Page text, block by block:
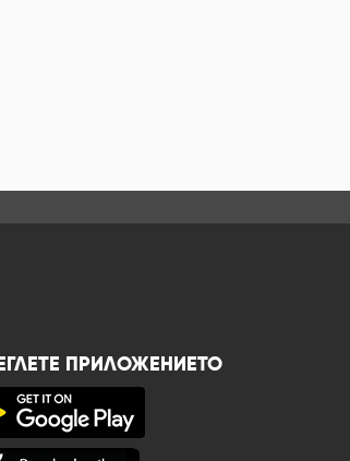
ПРИЛОЖЕНИЕТО